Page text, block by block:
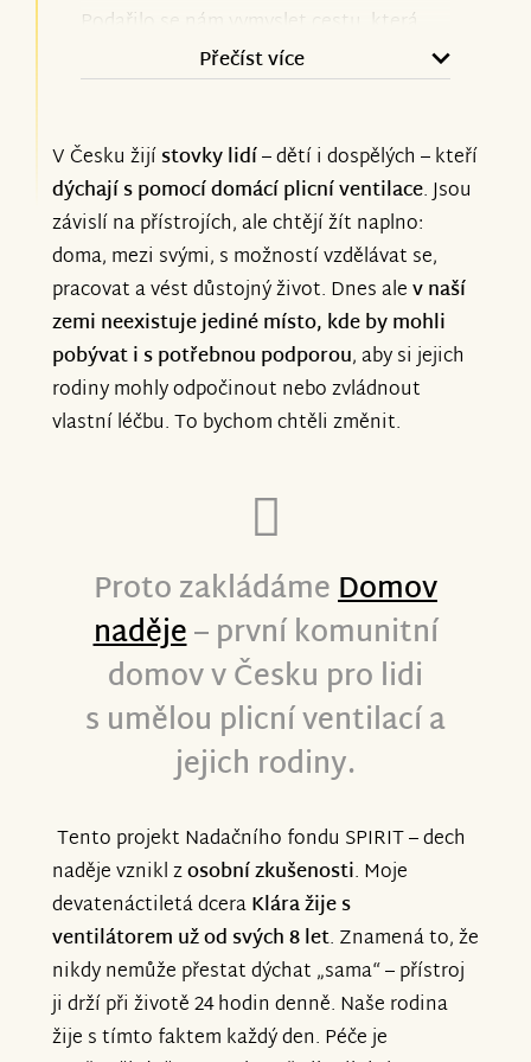
architektů. Po letech plánování a hledání
se projekt poprvé stává viditelným ve
fyzickém prostoru.
Tohle všechno jsme mohli dělat i díky
vám. Vaše podpora nám dala čas, prostor
a důkaz, že na tom lidem záleží.
Tady sbírka končí, ale hledání dárců a
potřeba podpory pokračuje na
darujme.cz/domovnadeje, kde budeme
moci zůstat s dárci v pravidelném
kontaktu díky newsletterům a průběžně
Vše, včetně vizualizací a aktualit,
Sledujte nás na @domovnadejenyrany na
Facebooku a Instagramu.
Děkujeme, že jste u toho byli od začátku
a doufáme, že nám zůstanete věrní. Moc
Podařilo se nám vymyslet cestu, která
lépe koresponduje s dlouhodobou vizí
domov v ČR pro lidi na umělé plicní
ventilaci a jejich rodin, jak je ve sbírce
zmíněno. A děláme maximum pro
realizaci a zefektivnění projektu.
Děkujeme za pochopení a brzy se
ozveme s konkrétními informacemi.
Přečíst více
V Česku žijístovky lidí– dětí i dospělých – kteří
dýchají s pomocí domácí plicní ventilace. Jsou
závislí na přístrojích, ale chtějí žít naplno:
doma, mezi svými, s možností vzdělávat se,
pracovat a vést důstojný život. Dnes alev naší
zemi neexistuje jediné místo, kde by mohli
pobývat i s potřebnou podporou, aby si jejich
rodiny mohly odpočinout nebo zvládnout
vlastní léčbu. To bychom chtěli změnit.
Proto zakládámeDomov
naděje– první komunitní
domov v Česku pro lidi
s umělou plicní ventilací a
jejich rodiny.
Tento projekt Nadačního fondu SPIRIT – dech
naděje vznikl zosobní zkušenosti. Moje
devatenáctiletá dceraKlára žije s
ventilátorem už od svých 8 let. Znamená to, že
nikdy nemůže přestat dýchat „sama“ – přístroj
ji drží při životě 24 hodin denně. Naše rodina
žije s tímto faktem každý den. Péče je